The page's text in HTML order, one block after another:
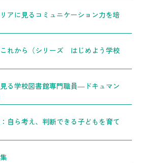
アに見るコミュニケーション力を培
れから（シリーズ はじめよう学校
見る学校図書館専門職員―ドキュマン
自ら考え、判断できる子どもを育て